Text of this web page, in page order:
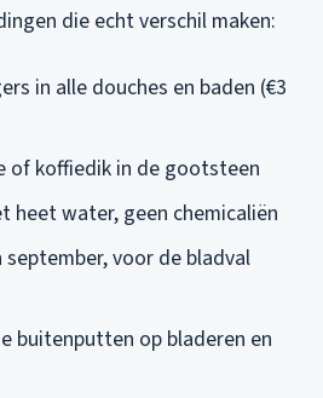
die echt verschil maken:
in alle douches en baden (€3
of koffiedik in de gootsteen
heet water, geen chemicaliën
voor de bladval
buitenputten op bladeren en